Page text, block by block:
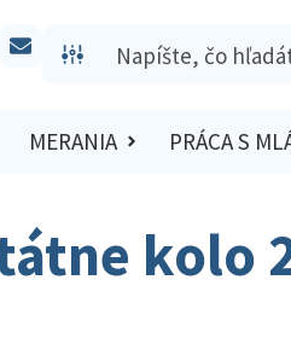
MERANIA PRÁCA S
kolo